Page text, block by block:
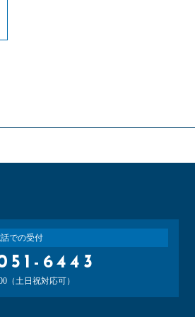
での受付
6443
（土日祝対応可）